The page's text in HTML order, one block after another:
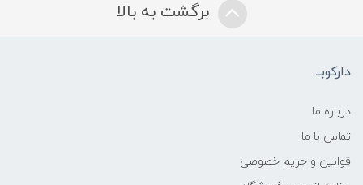
برگشت به بالا
دارکوبــ
درباره ما
تماس با ما
قوانین و حریم خصوصی